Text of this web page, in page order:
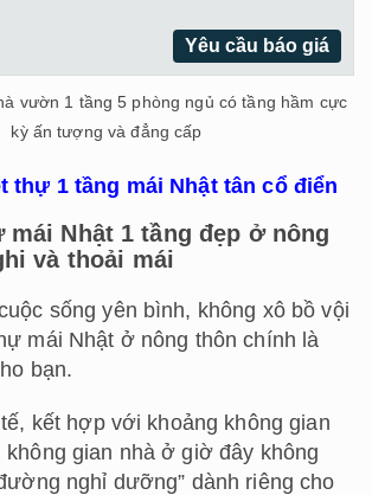
Yêu cầu báo giá
vườn 1 tầng 5 phòng ngủ có tầng hầm cực
kỳ ấn tượng và đẳng cấp
thự 1 tầng mái Nhật tân cổ điển
mái Nhật 1 tầng đẹp ở nông
và thoải mái
sống yên bình, không xô bồ vội
mái Nhật ở nông thôn chính là
bạn.
kết hợp với khoảng không gian
không gian nhà ở giờ đây không
nghỉ dưỡng” dành riêng cho